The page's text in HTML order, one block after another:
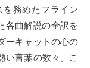
務めたフライン
各曲解説の全訳を
ーキャットの心の
い言葉の数々。こ